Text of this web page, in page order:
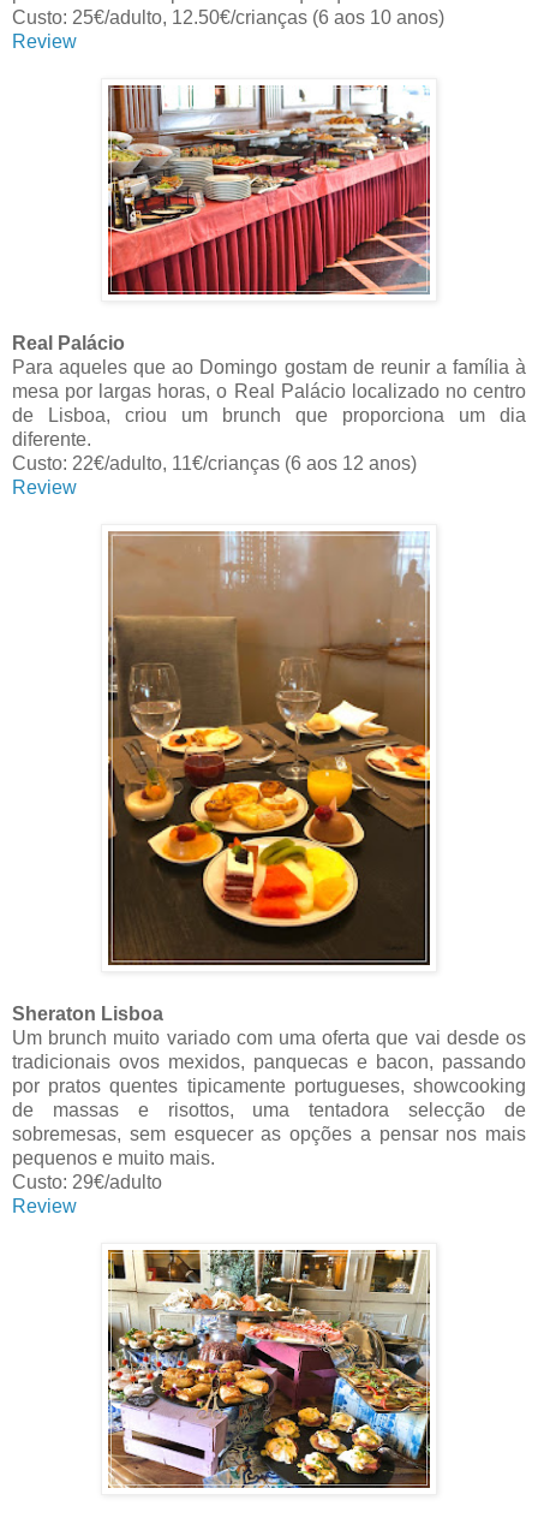
Custo: 25€/adulto, 12.50€/crianças (6 aos 10 anos)
Review
Real Palácio
Para aqueles que ao Domingo gostam de reunir a família à
mesa por largas horas, o Real Palácio localizado no centro
de Lisboa, criou um brunch que proporciona um dia
diferente.
Custo: 22€/adulto, 11€/crianças (6 aos 12 anos)
Review
Sheraton Lisboa
Um brunch muito variado com uma oferta que vai desde os
tradicionais ovos mexidos, panquecas e bacon, passando
por pratos quentes tipicamente portugueses, showcooking
de massas e risottos, uma tentadora selecção de
sobremesas, sem esquecer as opções a pensar nos mais
pequenos e muito mais.
Custo: 29€/adulto
Review